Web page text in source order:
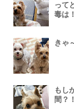
って
毒は！
きゃ
もし
間？